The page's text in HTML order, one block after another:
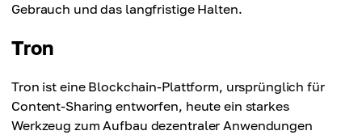
Gebrauch und das langfristige Halten.
Tron
Tron ist eine Blockchain-Plattform, ursprünglich für
Content-Sharing entworfen, heute ein starkes
Werkzeug zum Aufbau dezentraler Anwendungen